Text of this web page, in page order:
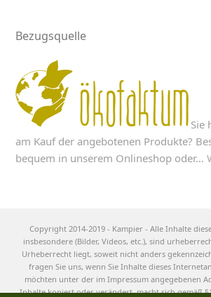
Bezugsquelle
Sie
am Kauf der angebotenen Produkte?
bequem in unserem Onlineshop oder…
Copyright 2014-2019 - Kampier - Alle Inhalte
insbesondere (Bilder, Videos, etc.), sind
Urheberrecht liegt, soweit nicht anders
fragen Sie uns, wenn Sie Inhalte dieses
möchten unter der im Impressum angegebenen
Inhalte kopiert oder verändert, macht sich gemäß